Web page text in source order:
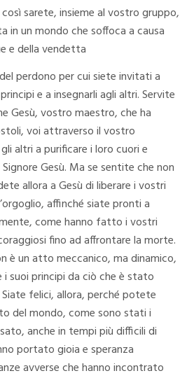
sarete, insieme al vostro gruppo,
in un mondo che soffoca a causa
e della vendetta.
perdono per cui siete invitati a
e a insegnarli agli altri. Servite
Gesù, vostro maestro, che ha
voi attraverso il vostro
altri a purificare i loro cuori e
Gesù. Ma se sentite che non
allora a Gesù di liberare i vostri
affinché siate pronti a
come hanno fatto i vostri
fino ad affrontare la morte.
è un atto meccanico, ma dinamico,
i suoi principi da ciò che è stato
felici, allora, perché potete
del mondo, come sono stati i
anche in tempi più difficili di
portato gioia e speranza
avverse che hanno incontrato.